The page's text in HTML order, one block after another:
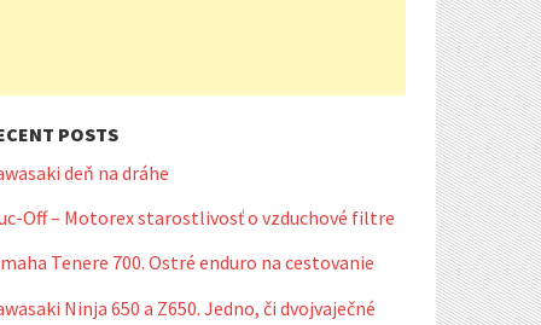
POSTS
deň na dráhe
Off – Motorex starostlivosť o vzduchové filtre
Tenere 700. Ostré enduro na cestovanie
Ninja 650 a Z650. Jedno, či dvojvaječné